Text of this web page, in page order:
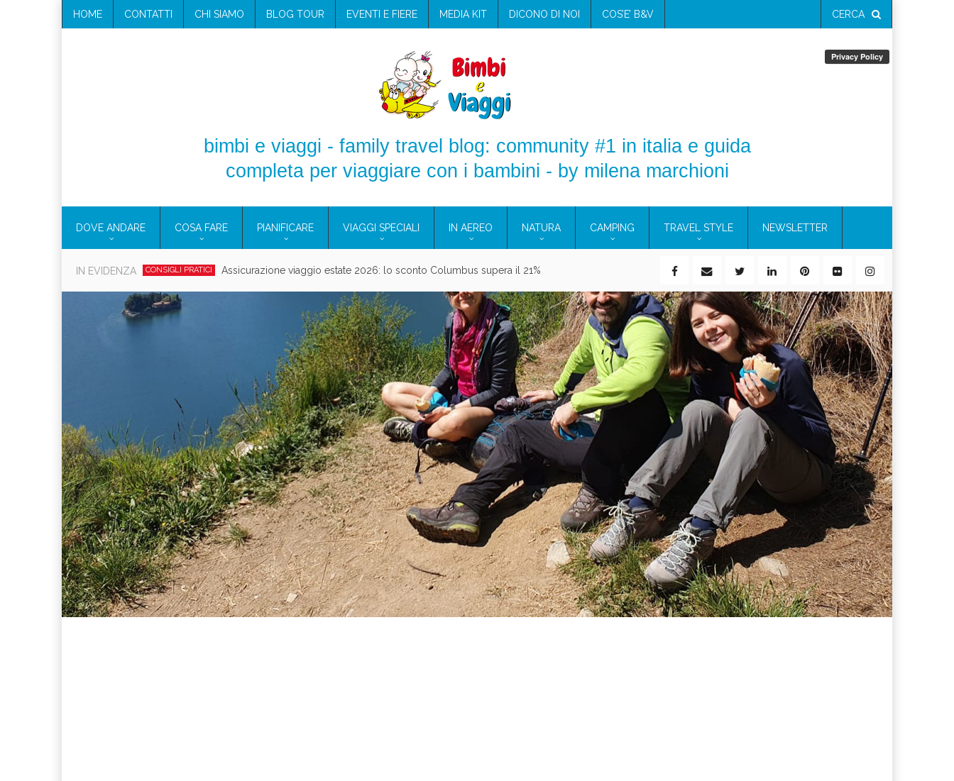
HOME CONTATTI CHI SIAMO BLOG TOUR EVENTI E FIERE MEDIA KIT DICONO DI NOI COS’E’ B&V CERCA
bimbi e viaggi - family travel blog: community #1 in italia e guida
completa per viaggiare con i bambini - by milena marchioni
DOVE ANDARE COSA FARE PIANIFICARE VIAGGI SPECIALI IN AEREO NATURA CAMPING TRAVEL STYLE NEWSLETTER
IN EVIDENZA CONSIGLI PRATICI Cosmetici solidi in viaggio: i prodotti che hanno conquistato la mia valigia (e la pelle sensibile)
Villaggio per famiglie in Cilento: il Blue Marine di Marina di Camerota
CAMPEGGIO Vacanze in campeggio con i bambini: come trovare l’offerta migliore?
CONSIGLI PRATICI Assicurazione viaggio estate 2026: lo sconto Columbus supera il 21%